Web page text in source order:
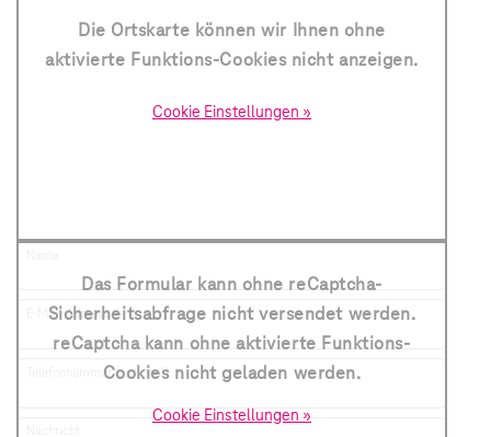
Die Ortskarte können wir Ihnen ohne
aktivierte Funktions-Cookies nicht anzeigen.
Cookie Einstellungen »
E-Mail-Adresse
Telefonnummer (optional)
Das Formular kann ohne reCaptcha-
Sicherheitsabfrage nicht versendet werden.
reCaptcha kann ohne aktivierte Funktions-
Cookies nicht geladen werden.
Cookie Einstellungen »